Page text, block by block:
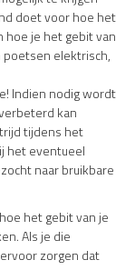
doet voor hoe het
hoe je het gebit van
elektrisch,
Indien nodig wordt
kan
tijdens het
het eventueel
naar bruikbare
het gebit van je
Als je die
zorgen dat